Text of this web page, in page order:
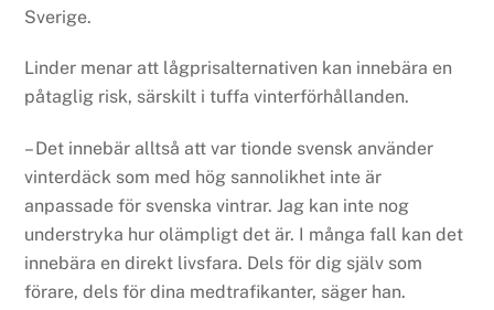
Sverige.
Linder menar att lågprisalternativen kan innebära en
påtaglig risk, särskilt i tuffa vinterförhållanden.
– Det innebär alltså att var tionde svensk använder
vinterdäck som med hög sannolikhet inte är
anpassade för svenska vintrar. Jag kan inte nog
understryka hur olämpligt det är. I många fall kan det
innebära en direkt livsfara. Dels för dig själv som
förare, dels för dina medtrafikanter, säger han.